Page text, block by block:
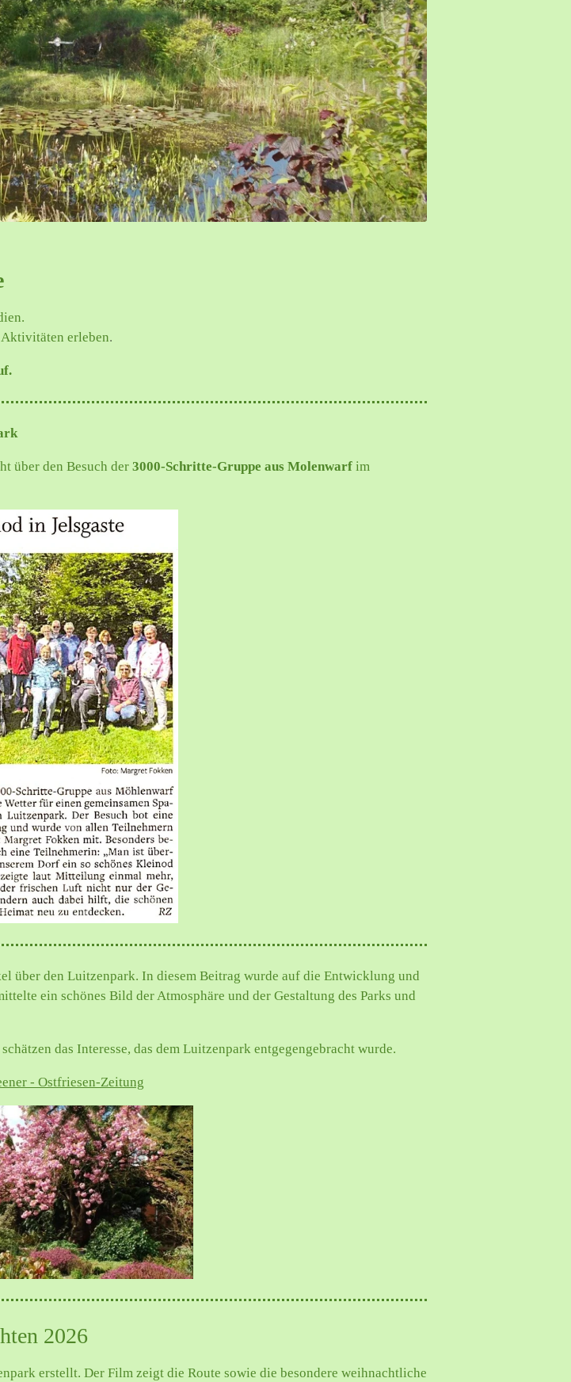
Aktivitäten erleben.
über den Besuch der 3000-Schritte-Gruppe aus Molenwarf im
über den Luitzenpark. In diesem Beitrag wurde auf die Entwicklung und
ein schönes Bild der Atmosphäre und der Gestaltung des Parks und
das Interesse, das dem Luitzenpark entgegengebracht wurde.
- Ostfriesen-Zeitung
2026
erstellt. Der Film zeigt die Route sowie die besondere weihnachtliche